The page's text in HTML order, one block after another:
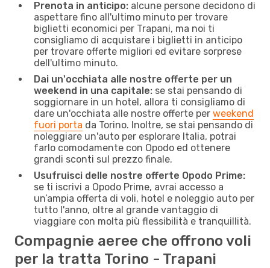
Prenota in anticipo: alcune persone decidono di
aspettare fino all'ultimo minuto per trovare
biglietti economici per Trapani, ma noi ti
consigliamo di acquistare i biglietti in anticipo
per trovare offerte migliori ed evitare sorprese
dell'ultimo minuto.
Dai un'occhiata alle nostre offerte per un
weekend in una capitale: se stai pensando di
soggiornare in un hotel, allora ti consigliamo di
dare un'occhiata alle nostre offerte per weekend
fuori porta da Torino. Inoltre, se stai pensando di
noleggiare un'auto per esplorare Italia, potrai
farlo comodamente con Opodo ed ottenere
grandi sconti sul prezzo finale.
Usufruisci delle nostre offerte Opodo Prime:
se ti iscrivi a Opodo Prime, avrai accesso a
un’ampia offerta di voli, hotel e noleggio auto per
tutto l'anno, oltre al grande vantaggio di
viaggiare con molta più flessibilità e tranquillità.
Compagnie aeree che offrono voli
per la tratta Torino - Trapani